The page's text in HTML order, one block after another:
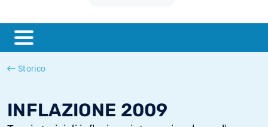
Storico
INFLAZIONE 2009
ESTER
SONIA
Inflazione Italia
Inflazione Stati Uniti
Tassi storici di SONIA
Tassi storici di TONAR